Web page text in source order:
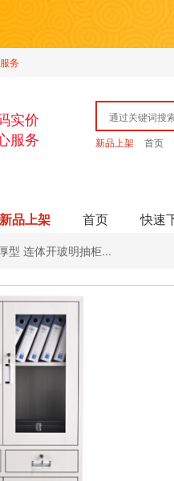
务
实价
服务
新品上架 首页
新品上架 首页 快速
型 连体开玻明抽柜...